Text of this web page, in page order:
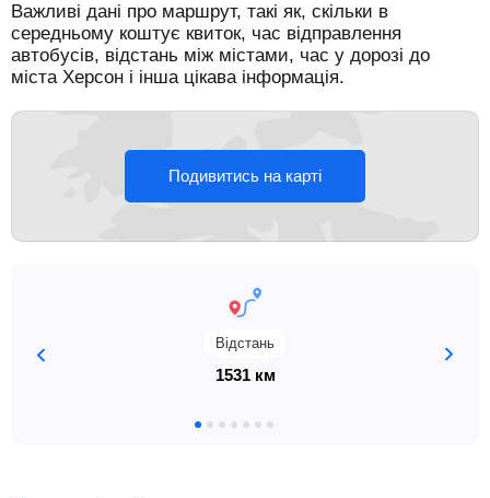
Важливі дані про маршрут, такі як, скільки в
середньому коштує квиток, час відправлення
автобусів, відстань між містами, час у дорозі до
міста Херсон і інша цікава інформація.
Подивитись на карті
Відстань
1531 км